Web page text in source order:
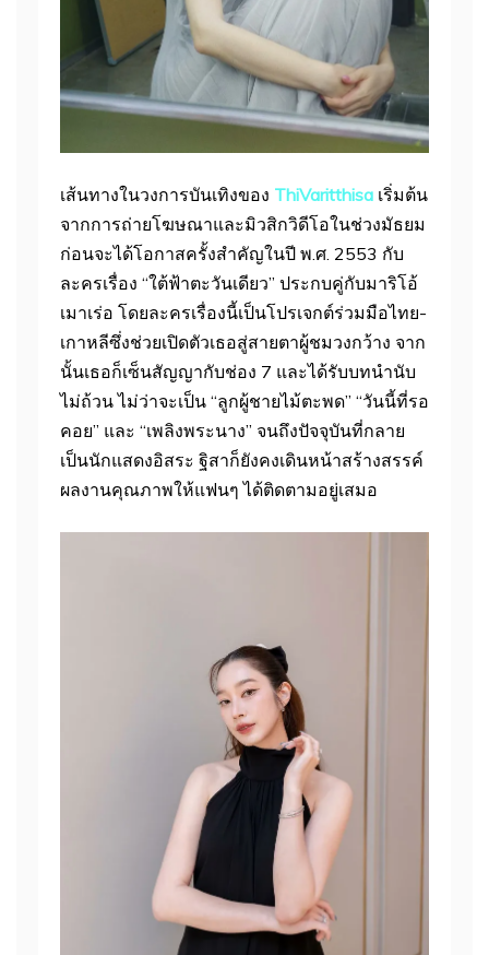
เส้นทางในวงการบันเทิงของ ThiVaritthisa เริ่มต้น
จากการถ่ายโฆษณาและมิวสิกวิดีโอในช่วงมัธยม
ก่อนจะได้โอกาสครั้งสำคัญในปี พ.ศ. 2553 กับ
ละครเรื่อง “ใต้ฟ้าตะวันเดียว” ประกบคู่กับมาริโอ้
เมาเร่อ โดยละครเรื่องนี้เป็นโปรเจกต์ร่วมมือไทย-
เกาหลีซึ่งช่วยเปิดตัวเธอสู่สายตาผู้ชมวงกว้าง จาก
นั้นเธอก็เซ็นสัญญากับช่อง 7 และได้รับบทนำนับ
ไม่ถ้วน ไม่ว่าจะเป็น “ลูกผู้ชายไม้ตะพด” “วันนี้ที่รอ
คอย” และ “เพลิงพระนาง” จนถึงปัจจุบันที่กลาย
เป็นนักแสดงอิสระ ฐิสาก็ยังคงเดินหน้าสร้างสรรค์
ผลงานคุณภาพให้แฟนๆ ได้ติดตามอยู่เสมอ